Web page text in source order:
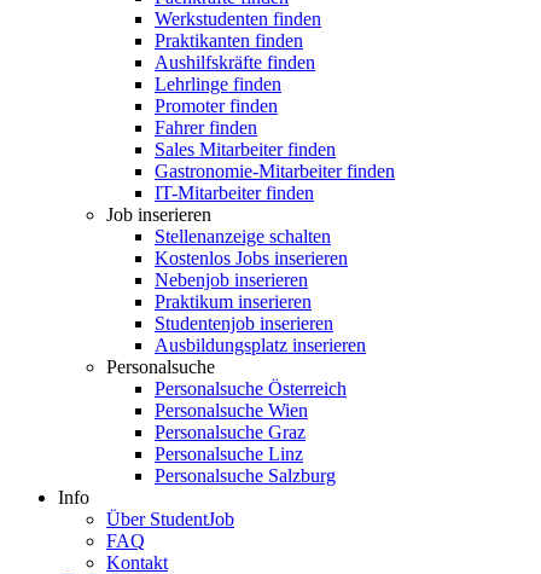
Werkstudenten finden
Praktikanten finden
Aushilfskräfte finden
Lehrlinge finden
Promoter finden
Fahrer finden
Sales Mitarbeiter finden
Gastronomie-Mitarbeiter finden
IT-Mitarbeiter finden
Job inserieren
Stellenanzeige schalten
Kostenlos Jobs inserieren
Nebenjob inserieren
Praktikum inserieren
Studentenjob inserieren
Ausbildungsplatz inserieren
Personalsuche
Personalsuche Österreich
Personalsuche Wien
Personalsuche Graz
Personalsuche Linz
Personalsuche Salzburg
Info
Über StudentJob
FAQ
Kontakt